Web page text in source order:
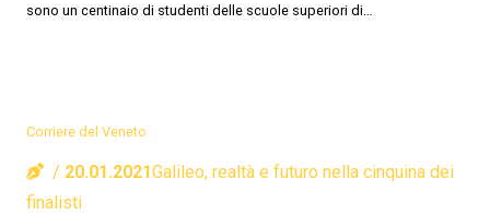
sono un centinaio di studenti delle scuole superiori di…
Corriere del Veneto
20.01.2021Galileo, realtà e futuro nella cinquina dei
finalisti